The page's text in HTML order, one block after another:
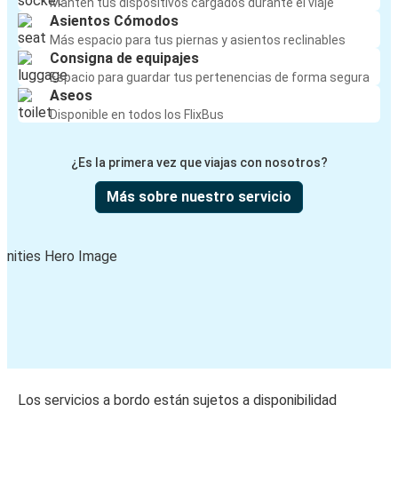
Asientos Cómodos
Más espacio para tus piernas y asientos reclinables
Consigna de equipajes
Espacio para guardar tus pertenencias de forma segura
Aseos
Disponible en todos los FlixBus
¿Es la primera vez que viajas con nosotros?
Más sobre nuestro servicio
Los servicios a bordo están sujetos a disponibilidad